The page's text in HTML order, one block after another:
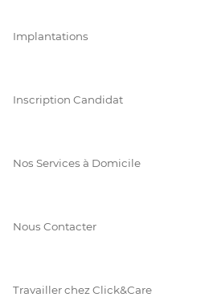
Implantations
Inscription Candidat
Nos Services à Domicile
Nous Contacter
Travailler chez Click&Care